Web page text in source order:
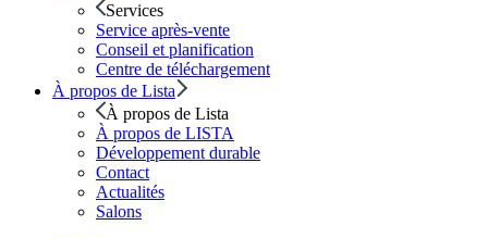
Services
Service après-vente
Conseil et planification
Centre de téléchargement
À propos de Lista
À propos de Lista
À propos de LISTA
Développement durable
Contact
Actualités
Salons